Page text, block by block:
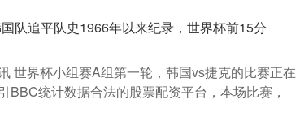
队追平队史1966年以来纪录，世界杯前15分
世界杯小组赛A组第一轮，韩国vs捷克的比赛正在
BBC统计数据合法的股票配资平台，本场比赛，